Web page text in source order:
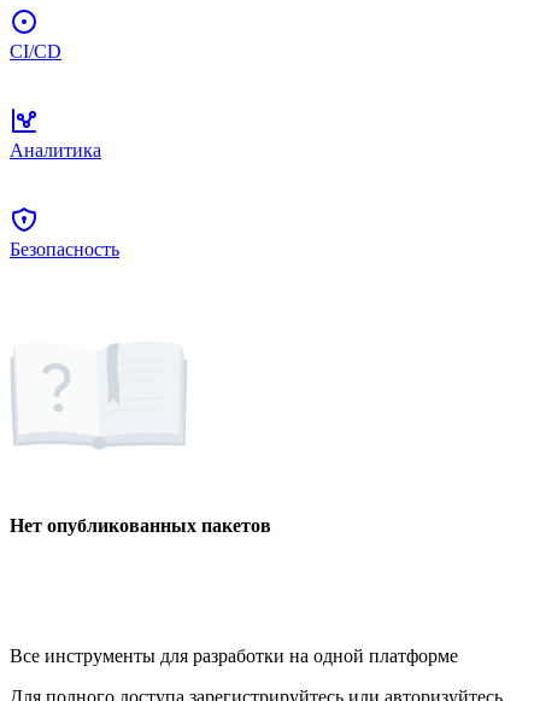
CI/CD
Аналитика
Безопасность
Нет опубликованных пакетов
Все инструменты для разработки на одной платформе
Для полного доступа зарегистрируйтесь или авторизуйтесь